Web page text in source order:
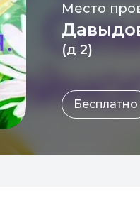
Место
(д 2)
Бесплатно